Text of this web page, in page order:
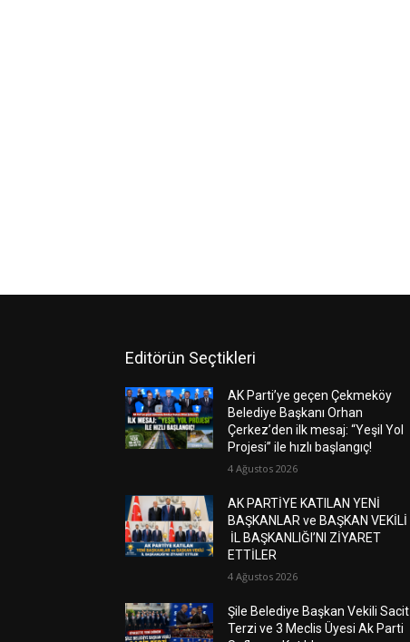
Editörün Seçtikleri
AK Parti’ye geçen Çekmeköy
Belediye Başkanı Orhan
Çerkez’den ilk mesaj: “Yeşil Yol
Projesi” ile hızlı başlangıç!
4 Ağustos 2026
AK PARTİYE KATILAN YENİ
BAŞKANLAR ve BAŞKAN VEKİLİ
İL BAŞKANLIĞI’NI ZİYARET
ETTİLER
4 Ağustos 2026
Şile Belediye Başkan Vekili Sacit
Terzi ve 3 Meclis Üyesi Ak Parti